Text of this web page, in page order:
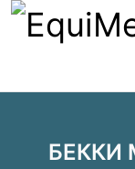
БЕККИ